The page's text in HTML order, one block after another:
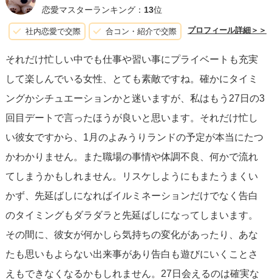
ことで、より準備が整い、彼女がリラックスしている状態
で、心からの想いを伝えることが可能になります。
しかしながら、気持ちを長引かせたくないというあなたの
感情もとても重要です。告白には「完璧な瞬間」よりも、
「真実の感情」が最も大切 です。従って、もし年内に気持
ちを伝えたいという切望が強い場合は、次回のデートをそ
のための機会と見るのも一つの選択肢です。心からの想い
は、華やかなシチュエーションがなくとも、伝えるべき人
の心に響きます。
何か特別なことを企画するなら、彼女が習い事を終えた後
の サプライズ的な小さなイベントを設けることも考えられ
ます。例えば、彼女の気分をリフレッシュできるような小
恋愛マスターランキング： 13位
社内恋愛で交際 合コン・紹介で交際 プロフィール詳細＞＞
それだけ忙しい中でも仕事や習い事にプライベートも充実
して楽しんでいる女性、とても素敵ですね。確かにタイミ
ングかシチュエーションかと迷いますが、私はもう27日の3
回目デートで言ったほうが良いと思います。それだけ忙し
い彼女ですから、1月のよみうりランドの予定が本当にたつ
かわかりません。また職場の事情や体調不良、何かで流れ
てしまうかもしれません。リスケしようにもまたうまくい
かず、先延ばしになればイルミネーションだけでなく告白
のタイミングもダラダラと先延ばしになってしまいます。
その間に、彼女が何かしら気持ちの変化があったり、あな
たも思いもよらない出来事があり告白も遊びにいくことさ
えもできなくなるかもしれません。27日会えるのは確実な